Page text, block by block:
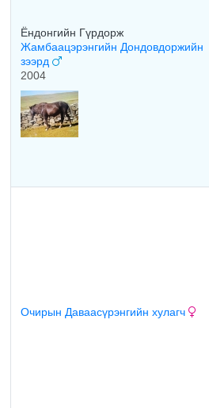
Ёндонгийн Гүрдорж
Жамбаацэрэнгийн Дондовдоржийн
зээрд
2004
Очирын Даваасүрэнгийн хулагч